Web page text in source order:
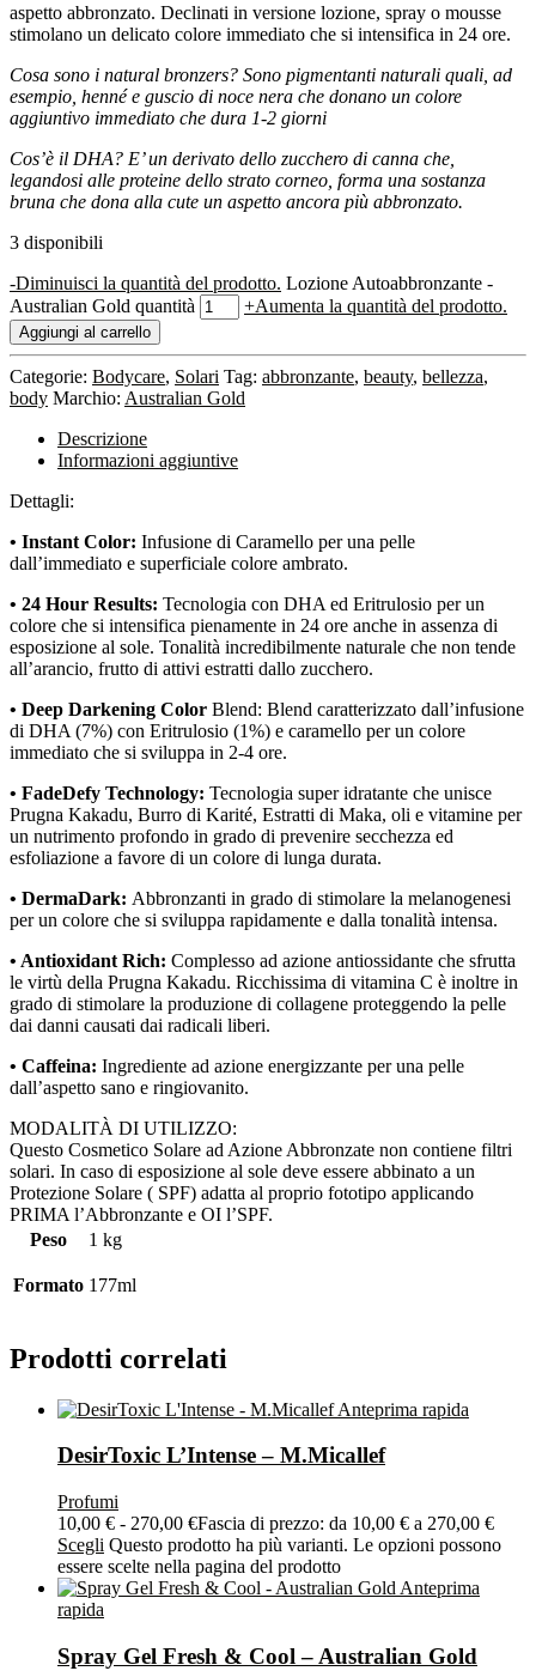
aspetto abbronzato. Declinati in versione lozione, spray o mousse
stimolano un delicato colore immediato che si intensifica in 24 ore.
Cosa sono i natural bronzers? Sono pigmentanti naturali quali, ad
esempio, henné e guscio di noce nera che donano un colore
aggiuntivo immediato che dura 1-2 giorni
Cos’è il DHA? E’ un derivato dello zucchero di canna che,
legandosi alle proteine dello strato corneo, forma una sostanza
bruna che dona alla cute un aspetto ancora più abbronzato.
3 disponibili
-Diminuisci la quantità del prodotto. Lozione Autoabbronzante -
Australian Gold quantità
+Aumenta la quantità del prodotto.
Aggiungi al carrello
Categorie: Bodycare, Solari Tag: abbronzante, beauty, bellezza,
body Marchio: Australian Gold
Descrizione
Informazioni aggiuntive
Dettagli:
• Instant Color: Infusione di Caramello per una pelle
dall’immediato e superficiale colore ambrato.
• 24 Hour Results: Tecnologia con DHA ed Eritrulosio per un
colore che si intensifica pienamente in 24 ore anche in assenza di
esposizione al sole. Tonalità incredibilmente naturale che non tende
all’arancio, frutto di attivi estratti dallo zucchero.
• Deep Darkening Color Blend: Blend caratterizzato dall’infusione
di DHA (7%) con Eritrulosio (1%) e caramello per un colore
immediato che si sviluppa in 2-4 ore.
• FadeDefy Technology: Tecnologia super idratante che unisce
Prugna Kakadu, Burro di Karité, Estratti di Maka, oli e vitamine per
un nutrimento profondo in grado di prevenire secchezza ed
esfoliazione a favore di un colore di lunga durata.
• DermaDark: Abbronzanti in grado di stimolare la melanogenesi
per un colore che si sviluppa rapidamente e dalla tonalità intensa.
• Antioxidant Rich: Complesso ad azione antiossidante che sfrutta
le virtù della Prugna Kakadu. Ricchissima di vitamina C è inoltre in
grado di stimolare la produzione di collagene proteggendo la pelle
dai danni causati dai radicali liberi.
• Caffeina: Ingrediente ad azione energizzante per una pelle
dall’aspetto sano e ringiovanito.
MODALITÀ DI UTILIZZO:
Questo Cosmetico Solare ad Azione Abbronzate non contiene filtri
solari. In caso di esposizione al sole deve essere abbinato a un
Protezione Solare ( SPF) adatta al proprio fototipo applicando
PRIMA l’Abbronzante e OI l’SPF.
Peso
1 kg
Formato 177ml
Prodotti correlati
Anteprima rapida
DesirToxic L’Intense – M.Micallef
Profumi
10,00 € - 270,00 €Fascia di prezzo: da 10,00 € a 270,00 €
Scegli Questo prodotto ha più varianti. Le opzioni possono
essere scelte nella pagina del prodotto
Anteprima
rapida
Spray Gel Fresh & Cool – Australian Gold